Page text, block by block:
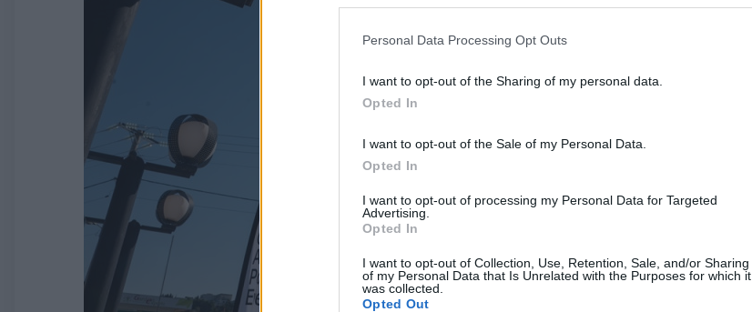
Personal Data Processing Opt Outs
I want to opt-out of the Sharing of my personal data.
Opted In
I want to opt-out of the Sale of my Personal Data.
Opted In
I want to opt-out of processing my Personal Data for Targeted
Advertising.
Opted In
I want to opt-out of Collection, Use, Retention, Sale, and/or Sharing
of my Personal Data that Is Unrelated with the Purposes for which it
was collected.
Opted Out